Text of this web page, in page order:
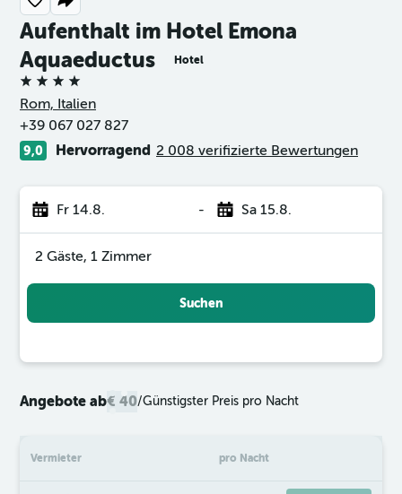
Aufenthalt im Hotel Emona
Aquaeductus
Hotel
4 Sterne
Rom, Italien
+39 067 027 827
9,0 Hervorragend 2 008 verifizierte Bewertungen
Fr 14.8. - Sa 15.8.
2 Gäste, 1 Zimmer
Suchen
Angebote ab€ 40/Günstigster Preis pro Nacht
Vermieter pro Nacht